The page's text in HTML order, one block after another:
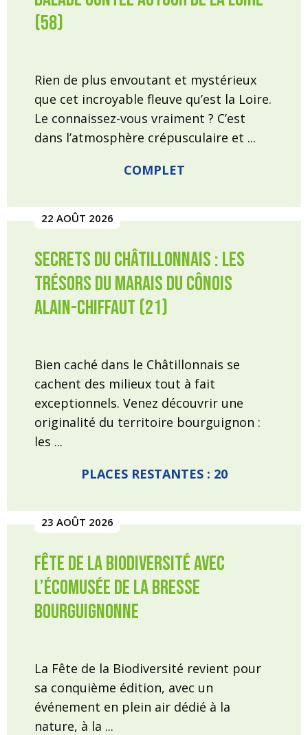
(58)
Rien de plus envoutant et mystérieux
que cet incroyable fleuve qu’est la Loire.
Le connaissez-vous vraiment ? C’est
dans l’atmosphère crépusculaire et ...
COMPLET
22 AOÛT 2026
Secrets du Châtillonnais : Les
trésors du marais du Cônois
Alain-Chiffaut (21)
Bien caché dans le Châtillonnais se
cachent des milieux tout à fait
exceptionnels. Venez découvrir une
originalité du territoire bourguignon :
les ...
PLACES RESTANTES : 20
23 AOÛT 2026
Fête de la Biodiversité avec
l’écomusée de la Bresse
Bourguignonne
La Fête de la Biodiversité revient pour
sa conquième édition, avec un
événement en plein air dédié à la
nature, à la ...